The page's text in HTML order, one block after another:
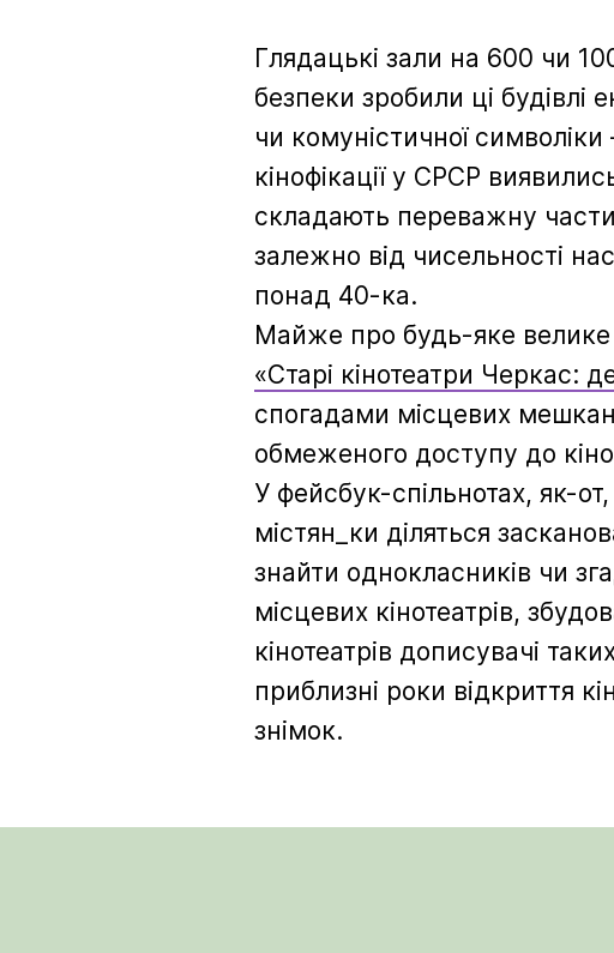
Глядацькі зали на 600 чи
безпеки зробили ці будівлі
чи комуністичної
кінофікації у СРСР
складають переважну
залежно від чисельності
понад 40-ка.
Майже про будь-яке велике
«Старі кінотеатри Черкас:
спогадами місцевих
обмеженого доступу до
У фейсбук-спільнотах, як-
містян_ки діляться
знайти однокласників чи
місцевих кінотеатрів,
кінотеатрів дописувачі
приблизні роки відкриття
знімок.